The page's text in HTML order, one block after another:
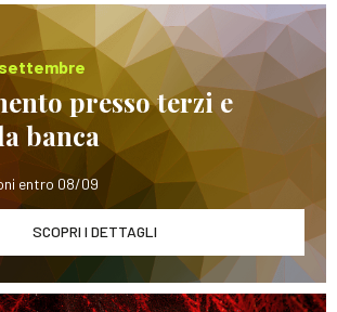
settembre
presso terzi e
banca
entro 08/09
SCOPRI I DETTAGLI